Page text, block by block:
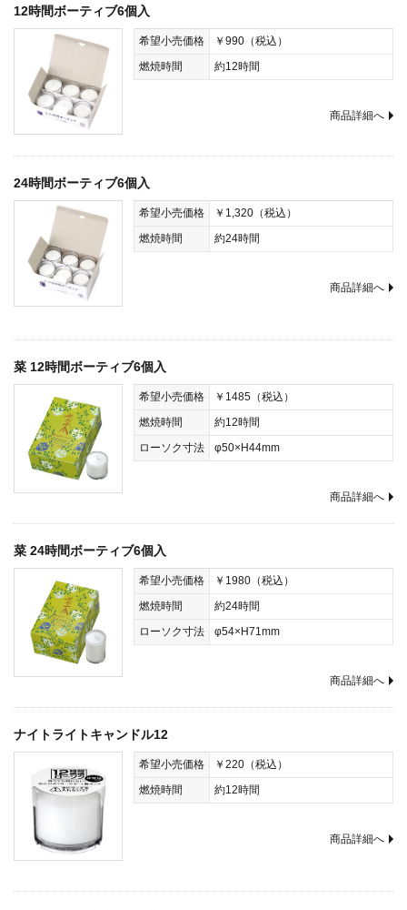
12時間ボーティブ6個入
希望小売価格
￥990（税込）
燃焼時間
約12時間
商品詳細へ
24時間ボーティブ6個入
希望小売価格
￥1,320（税込）
燃焼時間
約24時間
商品詳細へ
菜 12時間ボーティブ6個入
希望小売価格
￥1485（税込）
燃焼時間
約12時間
ローソク寸法
φ50×H44mm
商品詳細へ
菜 24時間ボーティブ6個入
希望小売価格
￥1980（税込）
燃焼時間
約24時間
ローソク寸法
φ54×H71mm
商品詳細へ
ナイトライトキャンドル12
希望小売価格
￥220（税込）
燃焼時間
約12時間
商品詳細へ